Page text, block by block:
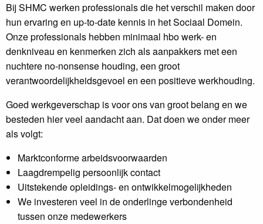
Bij SHMC werken professionals die het verschil maken door
hun ervaring en up-to-date kennis in het Sociaal Domein.
Onze professionals hebben minimaal hbo werk- en
denkniveau en kenmerken zich als aanpakkers met een
nuchtere no-nonsense houding, een groot
verantwoordelijkheidsgevoel en een positieve werkhouding.
Goed werkgeverschap is voor ons van groot belang en we
besteden hier veel aandacht aan. Dat doen we onder meer
als volgt:
Marktconforme arbeidsvoorwaarden
Laagdrempelig persoonlijk contact
Uitstekende opleidings- en ontwikkelmogelijkheden
We investeren veel in de onderlinge verbondenheid
tussen onze medewerkers